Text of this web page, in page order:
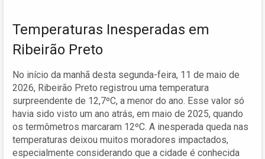
Temperaturas Inesperadas em
Ribeirão Preto
No início da manhã desta segunda-feira, 11 de maio de
2026, Ribeirão Preto registrou uma temperatura
surpreendente de 12,7ºC, a menor do ano. Esse valor só
havia sido visto um ano atrás, em maio de 2025, quando
os termômetros marcaram 12ºC. A inesperada queda nas
temperaturas deixou muitos moradores impactados,
especialmente considerando que a cidade é conhecida